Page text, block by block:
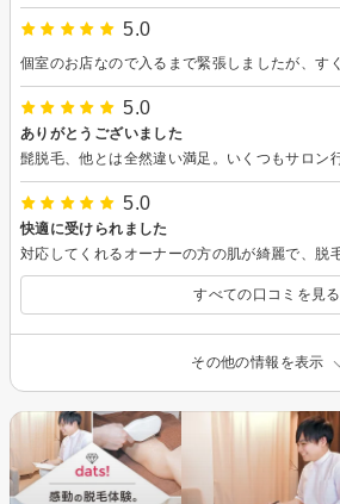
5.0
5.0
ありがとうございました
5.0
快適に受けられました
すべての口コミを見る
その他の情報を表示